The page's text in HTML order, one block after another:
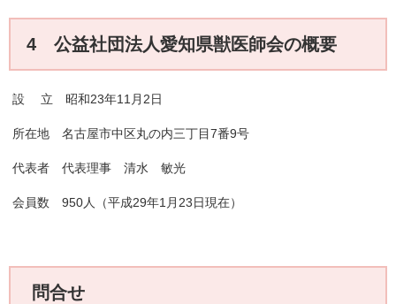
4 公益社団法人愛知県獣医師会の概要
設 立 昭和23年11月2日
所在地 名古屋市中区丸の内三丁目7番9号
代表者 代表理事 清水 敏光
会員数 950人（平成29年1月23日現在）
問合せ